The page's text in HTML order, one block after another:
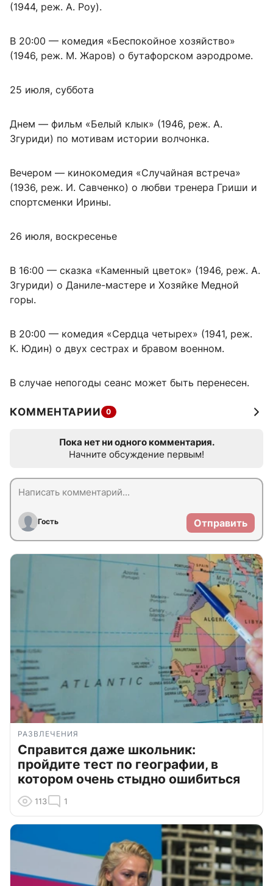
(1944, реж. А. Роу).
В 20:00 — комедия «Беспокойное хозяйство»
(1946, реж. М. Жаров) о бутафорском аэродроме.
25 июля, суббота
Днем — фильм «Белый клык» (1946, реж. А.
Згуриди) по мотивам истории волчонка.
Вечером — кинокомедия «Случайная встреча»
(1936, реж. И. Савченко) о любви тренера Гриши и
спортсменки Ирины.
26 июля, воскресенье
В 16:00 — сказка «Каменный цветок» (1946, реж. А.
Згуриди) о Даниле-мастере и Хозяйке Медной
горы.
В 20:00 — комедия «Сердца четырех» (1941, реж.
К. Юдин) о двух сестрах и бравом военном.
В случае непогоды сеанс может быть перенесен.
КОММЕНТАРИИ 0
Пока нет ни одного комментария.
Начните обсуждение первым!
Гость Отправить
РАЗВЛЕЧЕНИЯ
Справится даже школьник:
пройдите тест по географии, в
котором очень стыдно ошибиться
113 1